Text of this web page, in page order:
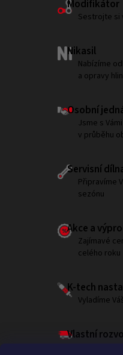
Modifikátor
Sestrojte si
Nikasil
Nabízíme
a opravy
Osobní
Jsme s
v průběhu
Servisní
Připravíme
sezónu
Akce a
Zajímavé
celého roku
K-tech
Vyladíme
Vlastní